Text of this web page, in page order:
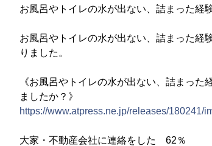
お風呂やトイレの水が出ない、詰まった
お風呂やトイレの水が出ない、詰まった経
りました。
《お風呂やトイレの水が出ない、詰まっ
ましたか？》
https://www.atpress.ne.jp/releases/180241/
大家・不動産会社に連絡をした 62％